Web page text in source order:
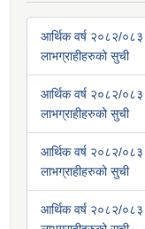
आर्थिक वर्ष २०८२/०८३
लाभग्राहीहरुको सुची
आर्थिक वर्ष २०८२/०८३
लाभग्राहीहरुको सुची
आर्थिक वर्ष २०८२/०८३
लाभग्राहीहरुको सुची
आर्थिक वर्ष २०८२/०८३